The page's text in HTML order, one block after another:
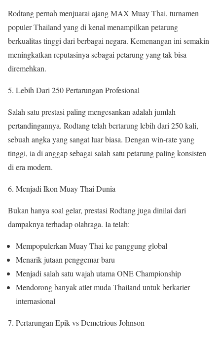
Rodtang pernah menjuarai ajang MAX Muay Thai, turnamen
populer Thailand yang di kenal menampilkan petarung
berkualitas tinggi dari berbagai negara. Kemenangan ini semakin
meningkatkan reputasinya sebagai petarung yang tak bisa
diremehkan.
Lebih Dari 250 Pertarungan Profesional
Salah satu prestasi paling mengesankan adalah jumlah
pertandingannya. Rodtang telah bertarung lebih dari 250 kali,
sebuah angka yang sangat luar biasa. Dengan win-rate yang
tinggi, ia di anggap sebagai salah satu petarung paling konsisten
di era modern.
Menjadi Ikon Muay Thai Dunia
Bukan hanya soal gelar, prestasi Rodtang juga dinilai dari
dampaknya terhadap olahraga. Ia telah:
Mempopulerkan Muay Thai ke panggung global
Menarik jutaan penggemar baru
Menjadi salah satu wajah utama ONE Championship
Mendorong banyak atlet muda Thailand untuk berkarier
internasional
Pertarungan Epik vs Demetrious Johnson